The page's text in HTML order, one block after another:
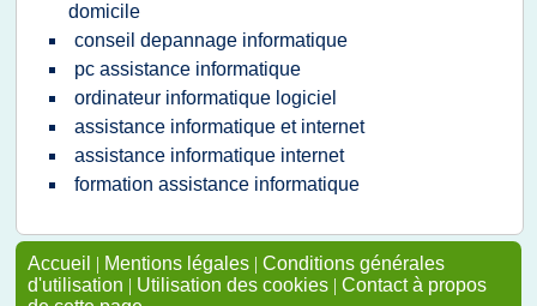
domicile
conseil depannage informatique
pc assistance informatique
ordinateur informatique logiciel
assistance informatique et internet
assistance informatique internet
formation assistance informatique
Accueil | Mentions légales | Conditions générales
d'utilisation | Utilisation des cookies | Contact à propos